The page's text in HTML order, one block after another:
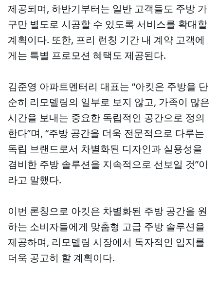
제공되며, 하반기부터는 일반 고객들도 주방 가
구만 별도로 시공할 수 있도록 서비스를 확대할
계획이다. 또한, 프리 런칭 기간 내 계약 고객에
게는 특별 프로모션 혜택도 제공된다.
김준영 아파트멘터리 대표는 “아킷은 주방을 단
순히 리모델링의 일부로 보지 않고, 가족이 많은
시간을 보내는 중요한 독립적인 공간으로 정의
한다”며, “주방 공간을 더욱 전문적으로 다루는
독립 브랜드로서 차별화된 디자인과 실용성을
겸비한 주방 솔루션을 지속적으로 선보일 것”이
라고 말했다.
이번 론칭으로 아킷은 차별화된 주방 공간을 원
하는 소비자들에게 맞춤형 고급 주방 솔루션을
제공하며, 리모델링 시장에서 독자적인 입지를
더욱 공고히 할 계획이다.